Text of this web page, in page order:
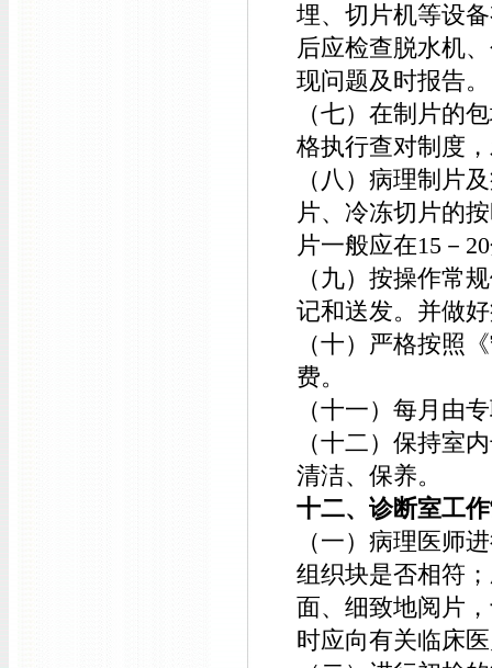
埋、切片机等设
后应检查脱水机
现问题及时报告。
（七）在制片的
格执行查对制度
（八）病理制片
片、冷冻切片的
片一般应在15－
（九）按操作常
记和送发。并做
（十）严格按照
费。
（十一）每月由
（十二）保持室
清洁、保养。
十二、诊断室工
（一）病理医师
组织块是否相符
面、细致地阅片
时应向有关临床